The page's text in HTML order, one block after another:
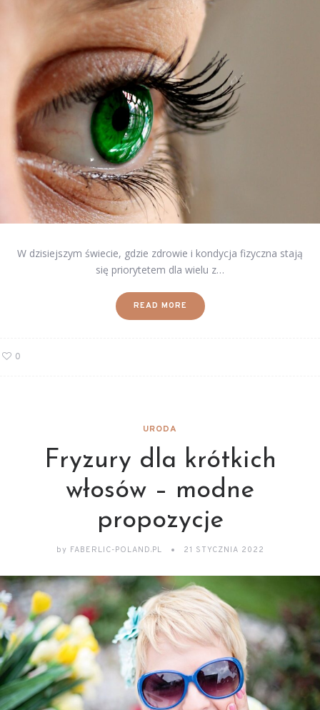
W dzisiejszym świecie, gdzie zdrowie i kondycja fizyczna stają
się priorytetem dla wielu z…
READ MORE
0
URODA
Fryzury dla krótkich
włosów – modne
propozycje
by FABERLIC-POLAND.PL 21 STYCZNIA 2022